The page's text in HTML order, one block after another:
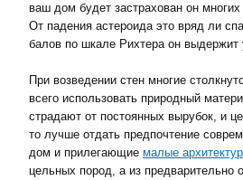
ваш дом будет застрахован он
От падения астероида это вряд ли
балов по шкале Рихтера он выдержит
При возведении стен многие
всего использовать природный
страдают от постоянных вырубок, и
то лучше отдать предпочтение
дом и прилегающие малые
цельных пород, а из предварительно